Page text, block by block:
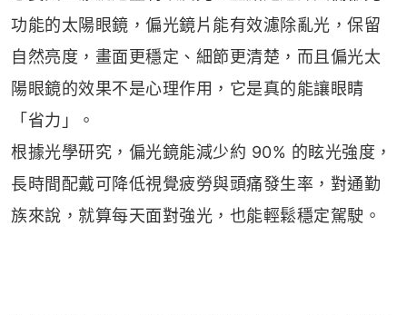
功能的太陽眼鏡，偏光鏡片能有效濾除亂光，保留
自然亮度，畫面更穩定、細節更清楚，而且偏光太
陽眼鏡的效果不是心理作用，它是真的能讓眼睛
「省力」。
根據光學研究，偏光鏡能減少約 90% 的眩光強度，
長時間配戴可降低視覺疲勞與頭痛發生率，對通勤
族來說，就算每天面對強光，也能輕鬆穩定駕駛。